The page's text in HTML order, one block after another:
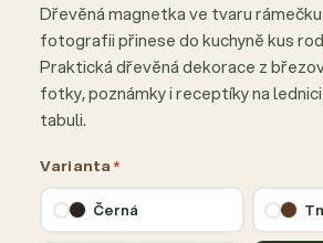
Dřevěná magnetka ve tvaru
fotografii přinese do kuchyně kus
Praktická dřevěná dekorace z
fotky, poznámky i receptíky na
tabuli.
Varianta*
Černá